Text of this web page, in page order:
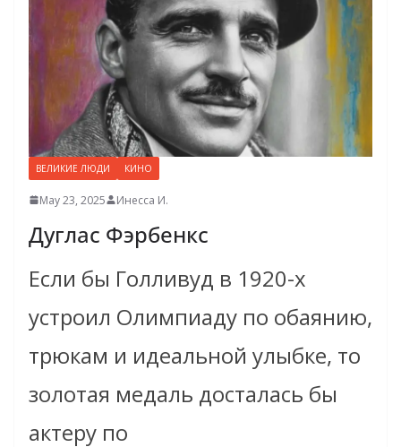
ВЕЛИКИЕ ЛЮДИ КИНО
May 23, 2025 Инесса И.
Дуглас Фэрбенкс
Если бы Голливуд в 1920-х
устроил Олимпиаду по обаянию,
трюкам и идеальной улыбке, то
золотая медаль досталась бы
актеру по